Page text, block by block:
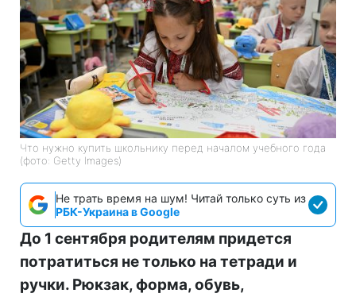
Что нужно купить школьнику перед началом учебного года
(фото: Getty Images)
Не трать время на шум! Читай только суть из
РБК-Украина в Google
До 1 сентября родителям придется
потратиться не только на тетради и
ручки. Рюкзак, форма, обувь,